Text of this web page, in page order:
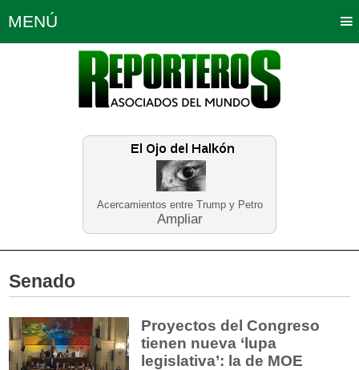
Acercamientos entre Trump y Petro
Ampliar
MENÚ
Política Opinión Bogotá
Planeta Tierra Deportes
Educación Neira
Senado
Proyectos del Congreso
tienen nueva ‘lupa
legislativa’: la de MOE